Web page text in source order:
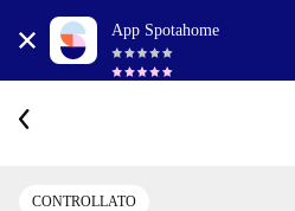
App Spotahome
CONTROLLATO